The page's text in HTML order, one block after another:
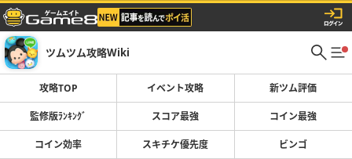
ツムツム攻略Wiki
攻略TOP イベント攻略 新ツム評価
監修版ﾗﾝｷﾝｸﾞ スコア最強 コイン最強
コイン効率 スキチケ優先度 ビンゴ